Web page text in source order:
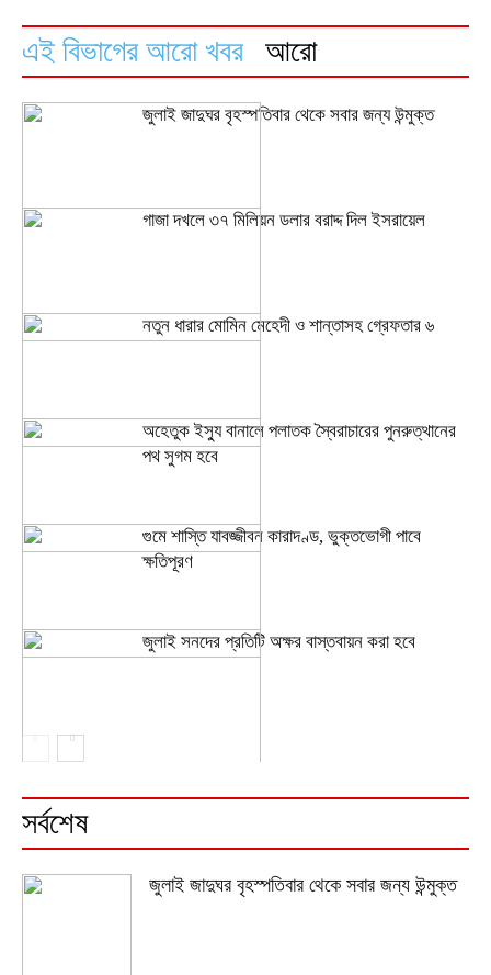
এই বিভাগের আরো খবর আরো
জুলাই জাদুঘর বৃহস্পতিবার থেকে সবার জন্য উন্মুক্ত
গাজা দখলে ৩৭ মিলিয়ন ডলার বরাদ্দ দিল ইসরায়েল
নতুন ধারার মোমিন মেহেদী ও শান্তাসহ গ্রেফতার ৬
অহেতুক ইস্যু বানালে পলাতক স্বৈরাচারের পুনরুত্থানের
পথ সুগম হবে
গুমে শাস্তি যাবজ্জীবন কারাদণ্ড, ভুক্তভোগী পাবে
ক্ষতিপূরণ
জুলাই সনদের প্রতিটি অক্ষর বাস্তবায়ন করা হবে
সর্বশেষ
জুলাই জাদুঘর বৃহস্পতিবার থেকে সবার জন্য উন্মুক্ত